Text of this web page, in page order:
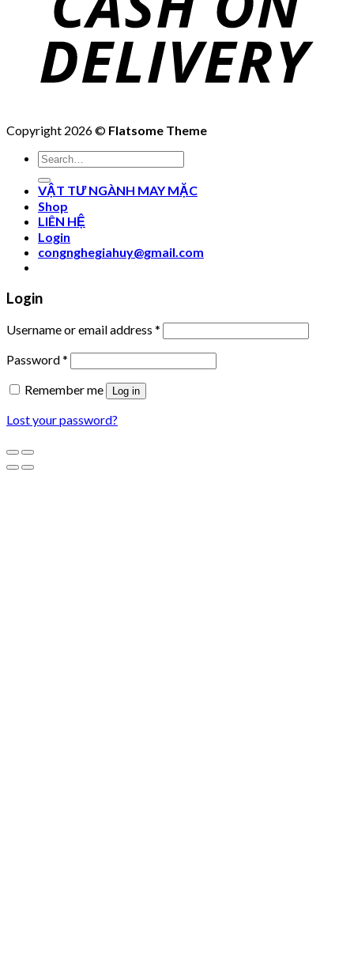
Copyright 2026 © Flatsome Theme
Search
for:
VẬT TƯ NGÀNH MAY MẶC
Shop
LIÊN HỆ
Login
congnghegiahuy@gmail.com
Login
Username or email address *
Password*
Remember me
Log in
Lost your password?